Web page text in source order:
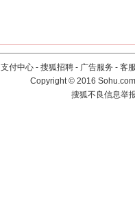
支付中心 - 搜狐招聘 - 广告服务 - 客
Copyright©2016
搜狐不良信息举